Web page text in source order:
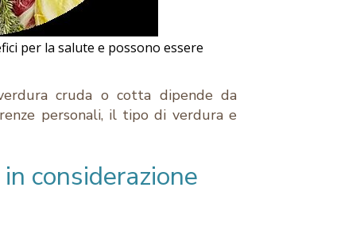
per la salute e possono essere
cruda o cotta dipende da
personali, il tipo di verdura e
considerazione